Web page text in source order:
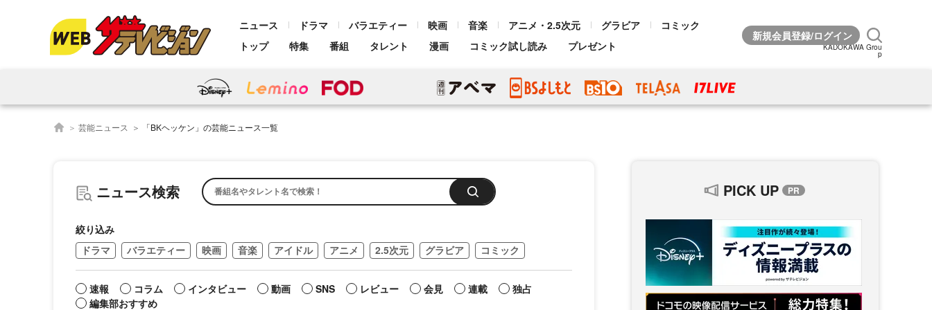
ニュース ドラマ バラエティー 映画 音楽 アニメ・2.5次元 グラビア
コミック
トップ
特集 番組 タレント 漫画 コミック試し読み プレゼント KADOKAWA Grou
p
芸能ニュース 「BKヘッケン」の芸能ニュース一覧
ニュース検索
絞り込み
ドラマ
バラエティー 映画 音楽 アイドル アニメ 2.5次元 グラビア コミック
速報 コラム インタビュー 動画 SNS レビュー 会見 連載
独占
編集部おすすめ
PICK UP